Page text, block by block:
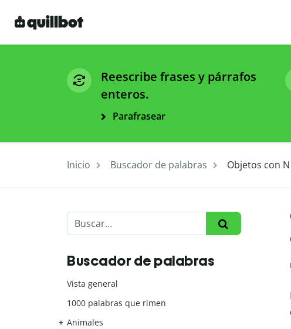
Reescribe frases y párrafos
enteros.
Parafrasear
Inicio Buscador de palabras Objetos con
Buscador de palabras
Vista general
1000 palabras que rimen
Animales